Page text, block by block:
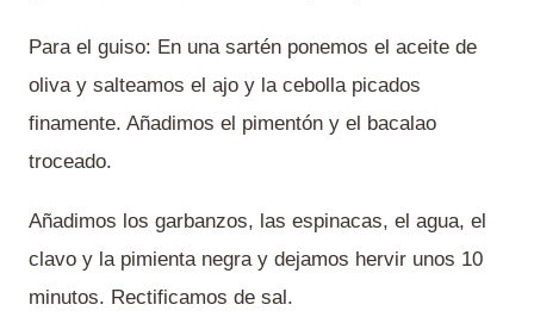
Para el guiso: En una sartén ponemos el aceite de
oliva y salteamos el ajo y la cebolla picados
finamente. Añadimos el pimentón y el bacalao
troceado.
Añadimos los garbanzos, las espinacas, el agua, el
clavo y la pimienta negra y dejamos hervir unos 10
minutos. Rectificamos de sal.